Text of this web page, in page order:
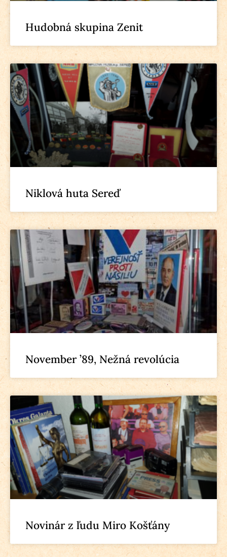
Hudobná skupina Zenit
Niklová huta Sereď
November ’89, Nežná revolúcia
Novinár z ľudu Miro Košťány